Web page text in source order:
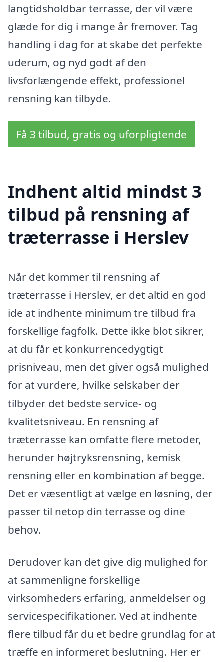
langtidsholdbar terrasse, der vil være
glæde for dig i mange år fremover. Tag
handling i dag for at skabe det perfekte
uderum, og nyd godt af den
livsforlængende effekt, professionel
rensning kan tilbyde.
Få 3 tilbud, gratis og uforpligtende
Indhent altid mindst 3
tilbud på rensning af
træterrasse i Herslev
Når det kommer til rensning af
træterrasse i Herslev, er det altid en god
ide at indhente minimum tre tilbud fra
forskellige fagfolk. Dette ikke blot sikrer,
at du får et konkurrencedygtigt
prisniveau, men det giver også mulighed
for at vurdere, hvilke selskaber der
tilbyder det bedste service- og
kvalitetsniveau. En rensning af
træterrasse kan omfatte flere metoder,
herunder højtryksrensning, kemisk
rensning eller en kombination af begge.
Det er væsentligt at vælge en løsning, der
passer til netop din terrasse og dine
behov.
Derudover kan det give dig mulighed for
at sammenligne forskellige
virksomheders erfaring, anmeldelser og
servicespecifikationer. Ved at indhente
flere tilbud får du et bedre grundlag for at
træffe en informeret beslutning. Her er